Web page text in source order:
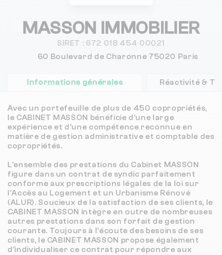
MASSON IMMOBILIER
SIRET : 672 018 454 00021
60 Boulevard de Charonne 75020 Paris
Informations générales Réactivité &
Avec un portefeuille de plus de 450 copropriétés,
le CABINET MASSON bénéficie d’une large
expérience et d’une compétence reconnue en
matière de gestion administrative et comptable des
copropriétés.
L’ensemble des prestations du Cabinet MASSON
figure dans un contrat de syndic parfaitement
conforme aux prescriptions légales de la loi sur
l’Accès au Logement et un Urbanisme Rénové
(ALUR). Soucieux de la satisfaction de ses clients, le
CABINET MASSON intègre en outre de nombreuses
autres prestations dans son forfait de gestion
courante. Toujours à l’écoute des besoins de ses
clients, le CABINET MASSON propose également
d’individualiser ce contrat pour répondre aux